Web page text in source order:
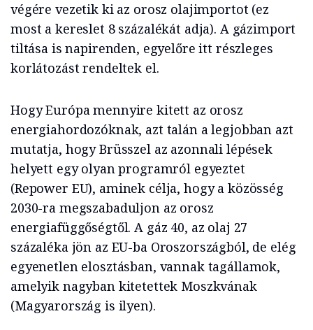
végére vezetik ki az orosz olajimportot (ez
most a kereslet 8 százalékát adja). A gázimport
tiltása is napirenden, egyelőre itt részleges
korlátozást rendeltek el.
Hogy Európa mennyire kitett az orosz
energiahordozóknak, azt talán a legjobban azt
mutatja, hogy Brüsszel az azonnali lépések
helyett egy olyan programról egyeztet
(Repower EU), aminek célja, hogy a közösség
2030-ra megszabaduljon az orosz
energiafüggőségtől. A gáz 40, az olaj 27
százaléka jön az EU-ba Oroszországból, de elég
egyenetlen elosztásban, vannak tagállamok,
amelyik nagyban kitetettek Moszkvának
(Magyarország is ilyen).